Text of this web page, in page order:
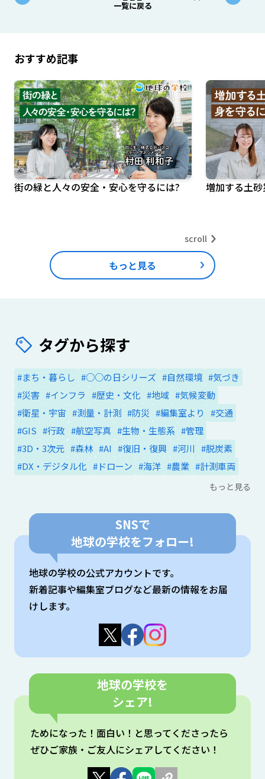
一覧に戻る
おすすめ記事
街の緑と人々の安全・安心を守るには? 増加する土
scroll
もっと見る
タグから探す
#まち・暮らし #○○の日シリーズ #自然環境 #気づき
#災害 #インフラ #歴史・文化 #地域 #気候変動
#衛星・宇宙 #測量・計測 #防災 #編集室より
#交通
#GIS #行政 #航空写真 #生物・生態系 #管理
#3D・3次元 #森林 #AI #復旧・復興 #河川 #脱炭素
#DX・デジタル化 #ドローン #海洋 #農業 #計測車両
もっと見る
SNSで
地球の学校をフォロー!
地球の学校の公式アカウントです。
新着記事や編集室ブログなど最新の情報をお届
けします。
地球の学校を
シェア!
ためになった！⾯⽩い！と思ってくださったら
ぜひご家族・ご友⼈にシェアしてください！